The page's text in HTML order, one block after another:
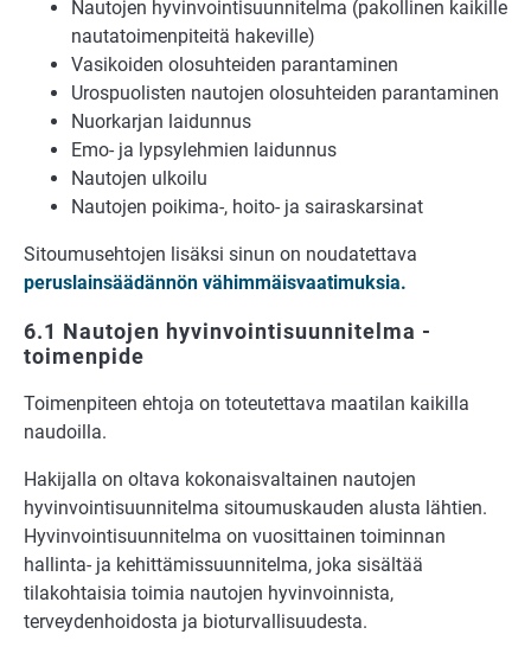
Nautojen hyvinvointisuunnitelma (pakollinen kaikille
nautatoimenpiteitä hakeville)
Vasikoiden olosuhteiden parantaminen
Urospuolisten nautojen olosuhteiden parantaminen
Nuorkarjan laidunnus
Emo- ja lypsylehmien laidunnus
Nautojen ulkoilu
Nautojen poikima-, hoito- ja sairaskarsinat
Sitoumusehtojen lisäksi sinun on noudatettava
peruslainsäädännön vähimmäisvaatimuksia.
6.1 Nautojen hyvinvointisuunnitelma -
toimenpide
Toimenpiteen ehtoja on toteutettava maatilan kaikilla
naudoilla.
Hakijalla on oltava kokonaisvaltainen nautojen
hyvinvointisuunnitelma sitoumuskauden alusta lähtien.
Hyvinvointisuunnitelma on vuosittainen toiminnan
hallinta- ja kehittämissuunnitelma, joka sisältää
tilakohtaisia toimia nautojen hyvinvoinnista,
terveydenhoidosta ja bioturvallisuudesta.